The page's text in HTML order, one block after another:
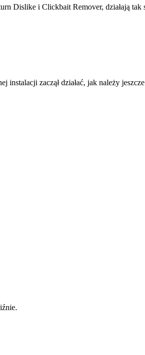
Dislike i Clickbait Remover, działają tak
zaczął działać, jak należy